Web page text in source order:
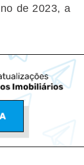
‌‌‌de‌‌‌ ‌‌‌2023,‌‌‌ ‌‌‌a‌‌‌